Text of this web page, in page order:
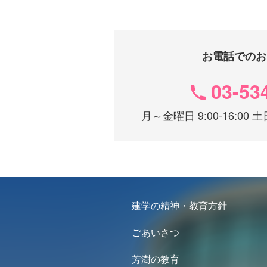
お電話での
03-
月～金曜日 9:00-16:00
建学の精神・教育方針
ごあいさつ
芳澍の教育